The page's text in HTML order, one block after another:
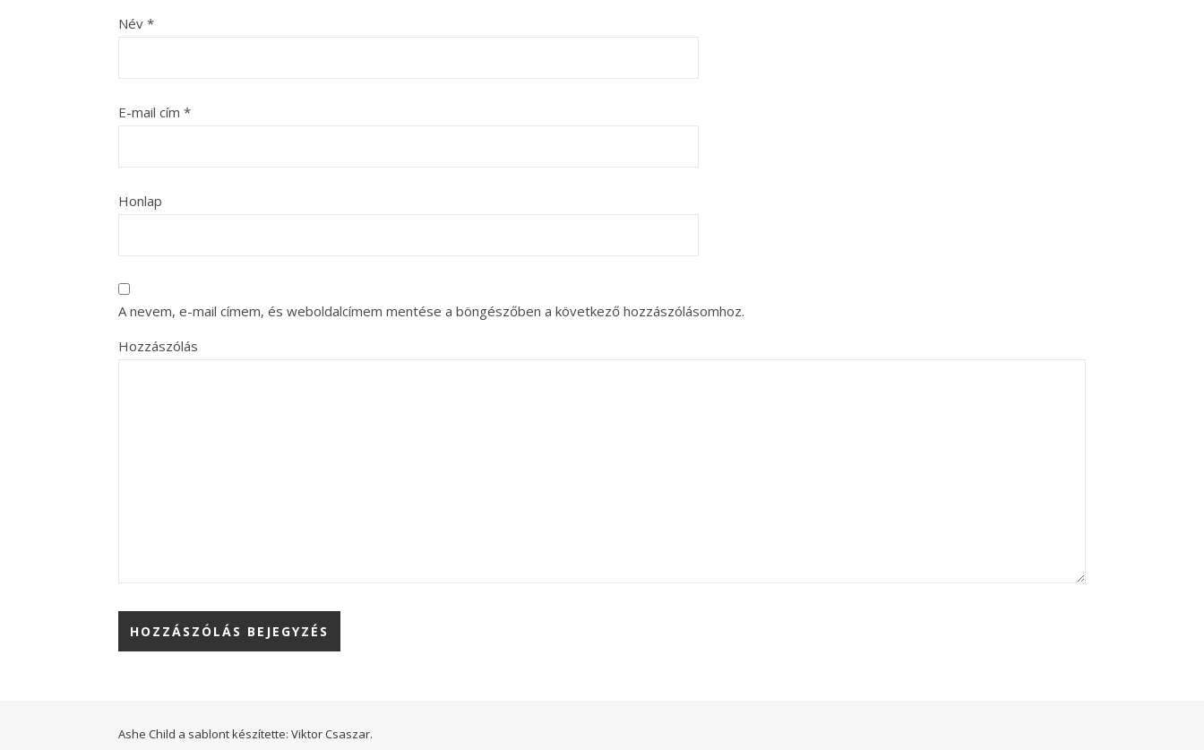
Név *
E-mail cím *
Honlap
A nevem, e-mail címem, és weboldalcímem mentése a böngészőben a következő hozzászólásomhoz.
Hozzászólás
Ashe Child a sablont készítette: Viktor Csaszar.